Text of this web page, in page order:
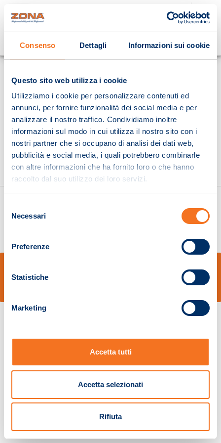
Consenso Dettagli Informazioni sui cookie
Questo sito web utilizza i cookie
Utilizziamo i cookie per personalizzare contenuti ed
annunci, per fornire funzionalità dei social media e per
analizzare il nostro traffico. Condividiamo inoltre
informazioni sul modo in cui utilizza il nostro sito con i
nostri partner che si occupano di analisi dei dati web,
pubblicità e social media, i quali potrebbero combinarle
con altre informazioni che ha fornito loro o che hanno
raccolto dal suo utilizzo dei loro servizi.
delNecessari
Preferenze
Statistiche
Marketing
Accetta tutti
Accetta selezionati
Rifiuta
Cosa stai cercando?
Pistoia 01680210505 – R.E.A. n.155974 - Cap.Soc. € 2.000.000,00 i.v. La
Società adotta il Codice Etico D.lgs. 231/01